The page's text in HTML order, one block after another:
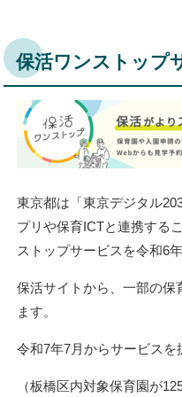
保活ワンストップ
東京都は「東京デジタル
プリや保育ICTと連携する
ストップサービスを令和6
保活サイトから、一部の保
ます。
令和7年7月からサービス
（板橋区内対象保育園が